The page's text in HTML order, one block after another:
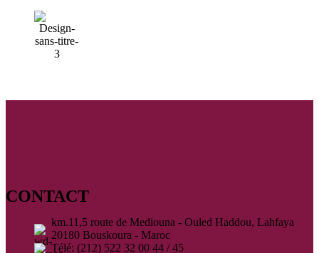
CONTACT
km.11,5 route de Mediouna - Ouled Haddou, Lahfaya
20180 Bouskoura - Maroc
Télé: (212) 522 32 00 44 / 45